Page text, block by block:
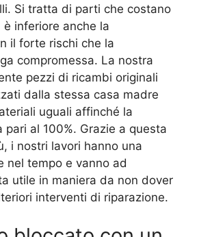
Si tratta di parti che costano
è inferiore anche la
il forte rischi che la
compromessa. La nostra
pezzi di ricambi originali
dalla stessa casa madre
uguali affinché la
pari al 100%. Grazie a questa
i nostri lavori hanno una
nel tempo e vanno ad
utile in maniera da non dover
interventi di riparazione.